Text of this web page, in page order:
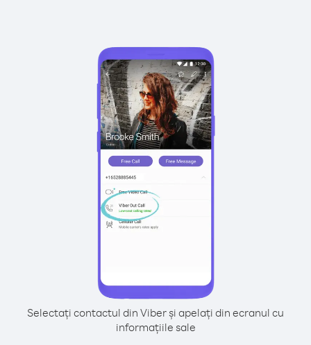
Selectați contactul din Viber și apelați din ecranul cu
informațiile sale